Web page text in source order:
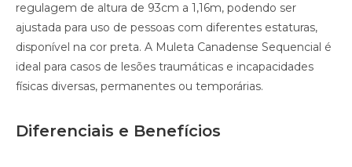
regulagem de altura de 93cm a 1,16m, podendo ser
ajustada para uso de pessoas com diferentes estaturas,
disponível na cor preta. A Muleta Canadense Sequencial é
ideal para casos de lesões traumáticas e incapacidades
físicas diversas, permanentes ou temporárias.
Diferenciais e Benefícios